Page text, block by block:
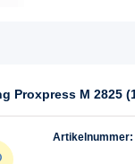
Proxpress M 2825
Artikelnummer: